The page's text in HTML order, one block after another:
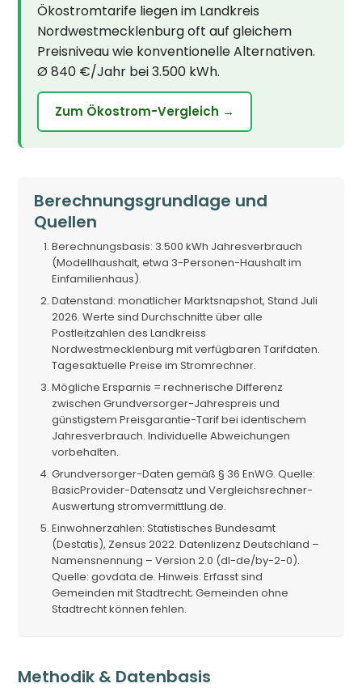
Ökostromtarife liegen im Landkreis
Nordwestmecklenburg oft auf gleichem
Preisniveau wie konventionelle Alternativen.
Ø 840 €/Jahr bei 3.500 kWh.
Zum Ökostrom-Vergleich →
Berechnungsgrundlage und
Quellen
Berechnungsbasis: 3.500 kWh Jahresverbrauch
(Modellhaushalt, etwa 3-Personen-Haushalt im
Einfamilienhaus).
Datenstand: monatlicher Marktsnapshot, Stand Juli
2026. Werte sind Durchschnitte über alle
Postleitzahlen des Landkreiss
Nordwestmecklenburg mit verfügbaren Tarifdaten.
Tagesaktuelle Preise im Stromrechner.
Mögliche Ersparnis = rechnerische Differenz
zwischen Grundversorger-Jahrespreis und
günstigstem Preisgarantie-Tarif bei identischem
Jahresverbrauch. Individuelle Abweichungen
vorbehalten.
Grundversorger-Daten gemäß § 36 EnWG. Quelle:
BasicProvider-Datensatz und Vergleichsrechner-
Auswertung stromvermittlung.de.
Einwohnerzahlen: Statistisches Bundesamt
(Destatis), Zensus 2022. Datenlizenz Deutschland –
Namensnennung – Version 2.0 (dl-de/by-2-0).
Quelle: govdata.de. Hinweis: Erfasst sind
Gemeinden mit Stadtrecht; Gemeinden ohne
Stadtrecht können fehlen.
Methodik & Datenbasis